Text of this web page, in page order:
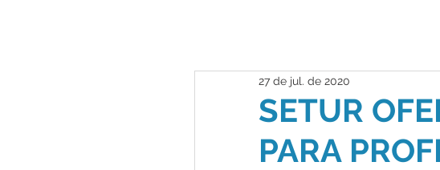
SETUR
PARA
27 de jul. de 2020